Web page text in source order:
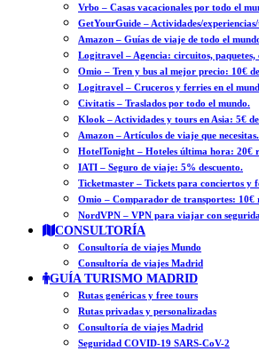
Vrbo – Casas vacacionales por todo el
GetYourGuide – Actividades/
Amazon – Guías de viaje de todo el
Logitravel – Agencia: circuitos,
Omio – Tren y bus al mejor precio: 10€
Logitravel – Cruceros y ferries en el
Civitatis – Traslados por todo el mundo.
Klook – Actividades y tours en Asia: 5€
Amazon – Artículos de viaje que necesitas.
HotelTonight – Hoteles última hora: 20€
IATI – Seguro de viaje: 5% descuento.
Ticketmaster – Tickets para conciertos y
Omio – Comparador de transportes: 10€
NordVPN – VPN para viajar con
CONSULTORÍA
Consultoría de viajes Mundo
Consultoría de viajes Madrid
GUÍA TURISMO MADRID
Rutas genéricas y free tours
Rutas privadas y personalizadas
Consultoría de viajes Madrid
Seguridad COVID-19 SARS-CoV-2